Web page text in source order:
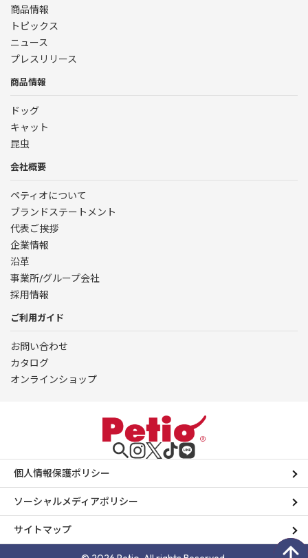
商品情報
トピックス
ニュース
プレスリリース
商品情報
ドッグ
キャット
昆虫
会社概要
ペティオについて
ブランドステートメント
代表ご挨拶
企業情報
沿革
事業所/グループ会社
採用情報
ご利用ガイド
お問い合わせ
カタログ
オンラインショップ
個人情報保護ポリシー
ソーシャルメディアポリシー
サイトマップ